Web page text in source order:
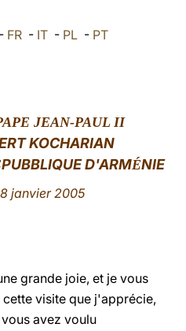
中文
LATINE
- FR - IT - PL - PT
JEAN-PAUL II
KOCHARIAN
PUBBLIQUE D'ARMÉNIE
janvier 2005
grande joie, et je vous
visite que j'apprécie,
avez voulu